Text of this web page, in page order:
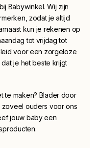
Babywinkel. Wij zijn
zodat je altijd
kun je rekenen op
tot vrijdag tot
voor een zorgeloze
je het beste krijgt
te maken? Blader door
ouders voor ons
jouw baby een